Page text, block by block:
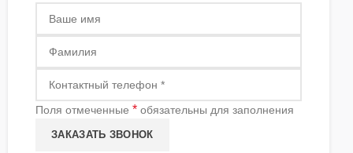
Поля отмеченные * обязательны для заполнения